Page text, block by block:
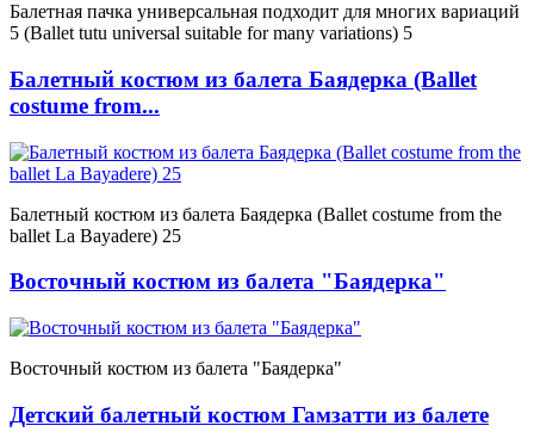
Балетная пачка универсальная подходит для многих вариаций
5 (Ballet tutu universal suitable for many variations) 5
Балетный костюм из балета Баядерка (Ballet
costume from...
Балетный костюм из балета Баядерка (Ballet costume from the
ballet La Bayadere) 25
Восточный костюм из балета "Баядерка"
Восточный костюм из балета "Баядерка"
Детский балетный костюм Гамзатти из балете